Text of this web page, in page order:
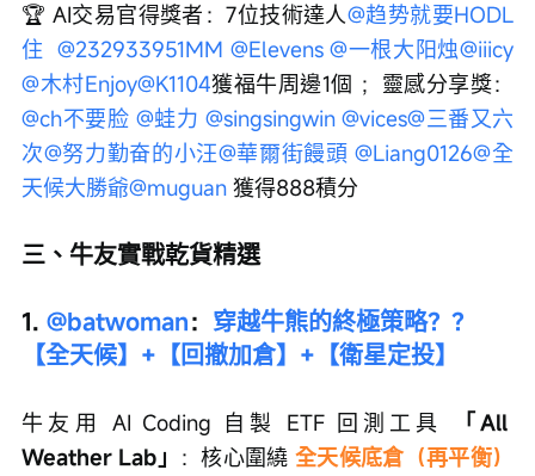
🏆 AI交易官得獎者：7位技術達人@趋势就要HODL
住 @232933951MM @Elevens @一根大阳烛@iiicy
@木村Enjoy@K1104獲福牛周邊1個 ；靈感分享獎：
@ch不要脸 @蛙力 @singsingwin @vices@三番又六
次@努力勤奋的小汪@華爾街饅頭 @Liang0126@全
天候大勝爺@muguan 獲得888積分
三、牛友實戰乾貨精選
1. @batwoman： 穿越牛熊的終極策略？？
【全天候】+【回撤加倉】+【衛星定投】
牛友用 AI Coding 自製 ETF 回測工具
「All
Weather Lab」 ：核心圍繞 全天候底倉（再平衡）